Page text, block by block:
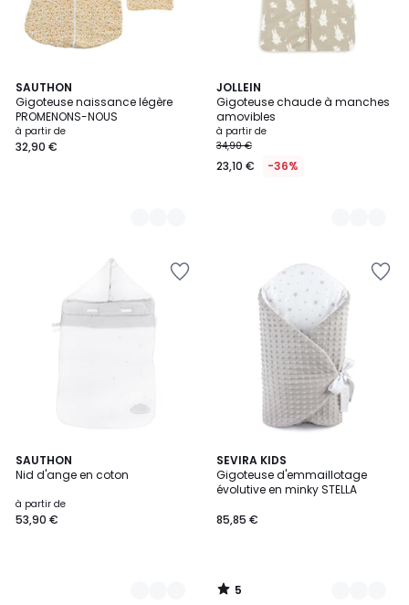
SAUTHON
Gigoteuse naissance légère
PROMENONS-NOUS
à partir de
32,90 €
2
Couleurs
JOLLEIN
Gigoteuse chaude à manches
amovibles
à partir de
34,90 €
23,10 € -36%
14
Couleurs
SAUTHON
Nid d'ange en coton
à partir de
53,90 €
3
Couleurs
SEVIRA KIDS
Gigoteuse d'emmaillotage
évolutive en minky STELLA
85,85 €
5
/
5
4
Couleurs
5
/